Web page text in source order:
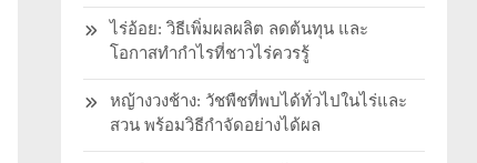
ไร่อ้อย: วิธีเพิ่มผลผลิต ลดต้นทุน และ
โอกาสทำกำไรที่ชาวไร่ควรรู้
หญ้างวงช้าง: วัชพืชที่พบได้ทั่วไปในไร่และ
สวน พร้อมวิธีกำจัดอย่างได้ผล